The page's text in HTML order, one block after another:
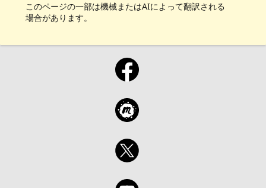
このページの一部は機械またはAIによって翻訳される
場合があります。